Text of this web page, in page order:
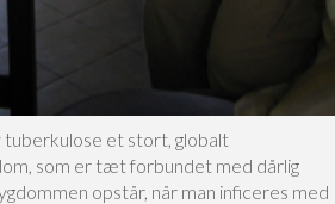
et stort, globalt
som er tæt forbundet med dårlig
opstår, når man inficeres med